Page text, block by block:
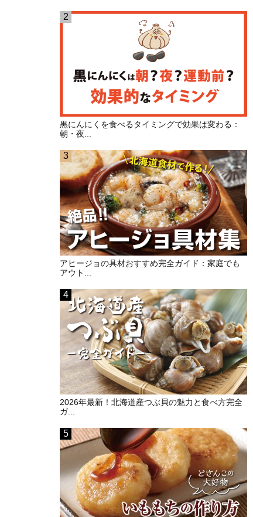
黒にんにくを食べるタイミングで効果は変わる：
朝・夜...
アヒージョの具材おすすめ完全ガイド：家庭でも
アウト...
2026年最新！北海道産つぶ貝の魅力と食べ方完全
ガ...